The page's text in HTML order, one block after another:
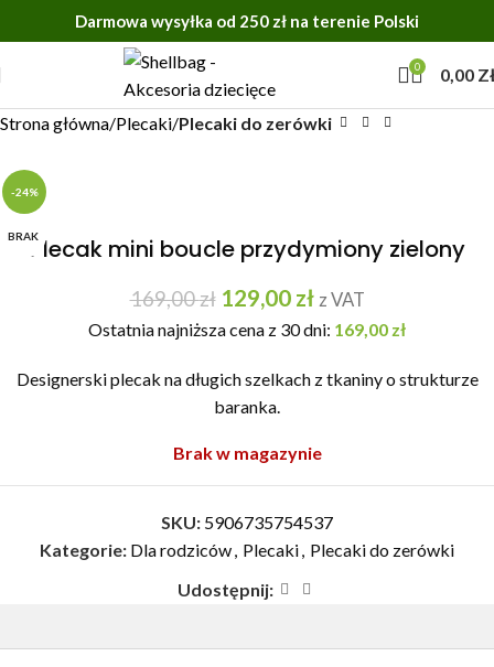
Darmowa wysyłka od 250 zł na terenie Polski
0 0,00
Strona główna Plecaki Plecaki do zerówki
-24%
BRAKPlecak mini boucle przydymiony zielony
169,00zł 129,00 zł z VAT
Ostatnia najniższa cena z 30 dni: 169,00 zł
Designerski plecak na długich szelkach z tkaniny o strukturze
baranka.
Brak w magazynie
SKU: 5906735754537
Kategorie: Dla rodziców, Plecaki, Plecaki do zerówki
Udostępnij: